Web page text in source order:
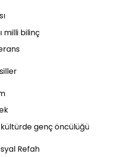
milli bilinç
genç öncülüğü
Refah